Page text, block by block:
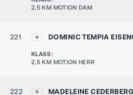
2,5 KM MOTION DAM
221 DOMINIC TEMPIA
KLASS:
2,5 KM MOTION HERR
222 MADELEINE CEDERBERG